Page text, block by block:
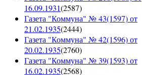
16.09.1931(2587)
Газета "Коммуна" № 43(1597) от
21.02.1935(2444)
Газета "Коммуна" № 42(1596) от
20.02.1935(2760)
Газета "Коммуна" № 39(1593) от
16.02.1935(2568)